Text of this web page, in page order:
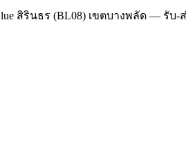
สิรินธร (BL08) เขตบางพลัด — รับ